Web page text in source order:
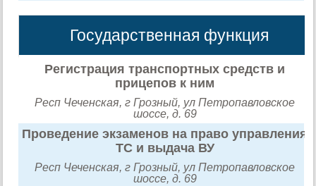
Государственная функция
Регистрация транспортных средств и
прицепов к ним
Респ Чеченская, г Грозный, ул Петропавловское
шоссе, д. 69
Проведение экзаменов на право управления
ТС и выдача ВУ
Респ Чеченская, г Грозный, ул Петропавловское
шоссе, д. 69